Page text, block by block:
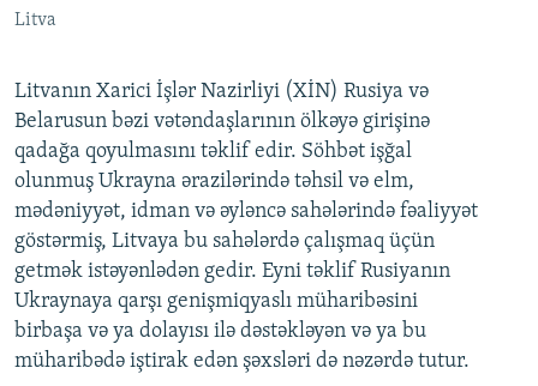
Litva
Litvanın Xarici İşlər Nazirliyi (XİN) Rusiya və
Belarusun bəzi vətəndaşlarının ölkəyə girişinə
qadağa qoyulmasını təklif edir. Söhbət işğal
olunmuş Ukrayna ərazilərində təhsil və elm,
mədəniyyət, idman və əyləncə sahələrində fəaliyyət
göstərmiş, Litvaya bu sahələrdə çalışmaq üçün
getmək istəyənlədən gedir. Eyni təklif Rusiyanın
Ukraynaya qarşı genişmiqyaslı müharibəsini
birbaşa və ya dolayısı ilə dəstəkləyən və ya bu
müharibədə iştirak edən şəxsləri də nəzərdə tutur.